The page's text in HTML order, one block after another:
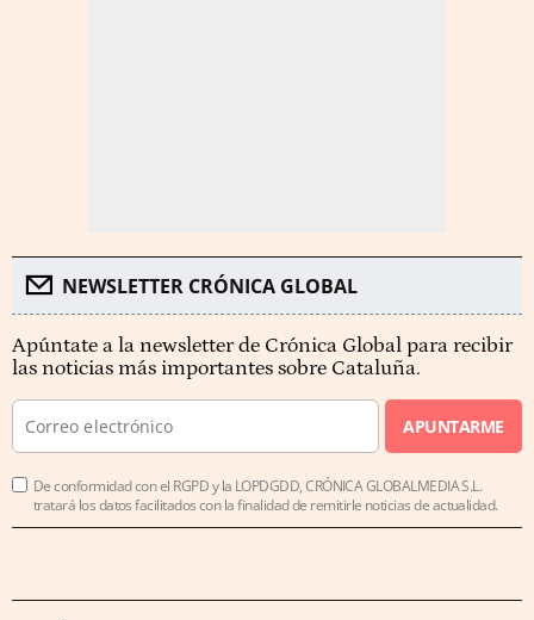
NEWSLETTER CRÓNICA GLOBAL
Apúntate a la newsletter de Crónica Global para recibir
las noticias más importantes sobre Cataluña.
APUNTARME
De conformidad con el RGPD y la LOPDGDD, CRÓNICA GLOBALMEDIA S.L.
tratará los datos facilitados con la finalidad de remitirle noticias de actualidad.